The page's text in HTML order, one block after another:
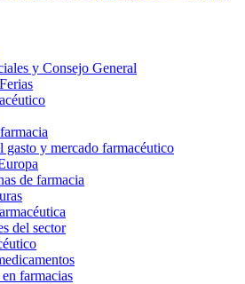
y Consejo General
gasto y mercado farmacéutico
de farmacia
del sector
farmacias